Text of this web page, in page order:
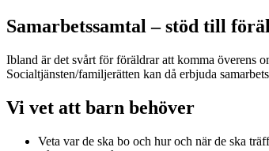
Samarbetssamtal – stöd till
Ibland är det svårt för föräldrar att komma överens
Socialtjänsten/familjerätten kan då erbjuda
Vi vet att barn behöver
Veta var de ska bo och hur och när de ska